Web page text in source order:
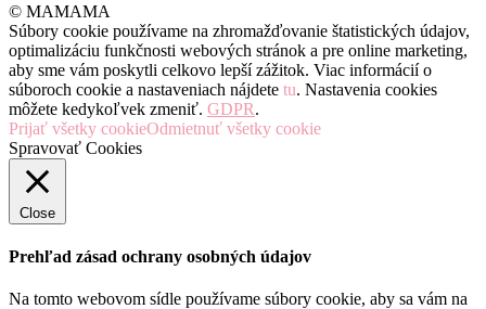
© MAMAMA
Súbory cookie používame na zhromažďovanie štatistických údajov,
optimalizáciu funkčnosti webových stránok a pre online marketing,
aby sme vám poskytli celkovo lepší zážitok. Viac informácií o
súboroch cookie a nastaveniach nájdete tu. Nastavenia cookies
môžete kedykoľvek zmeniť. GDPR.
Prijať všetky cookieOdmietnuť všetky cookie
Spravovať Cookies
Close
Prehľad zásad ochrany osobných údajov
Na tomto webovom sídle používame súbory cookie, aby sa vám na